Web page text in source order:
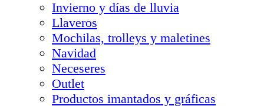
Invierno y días de lluvia
Llaveros
Mochilas, trolleys y maletines
Navidad
Neceseres
Outlet
Productos imantados y gráficas